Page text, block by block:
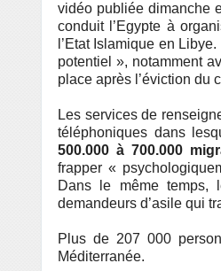
vidéo publiée dimanche
conduit l’Egypte à
l’Etat Islamique en
potentiel », notamment
place après l’éviction du
Les services de
téléphoniques dans
500.000 à 700.000
frapper «
Dans le même temps,
demandeurs d’asile qui
Plus de 207 000
Méditerranée.